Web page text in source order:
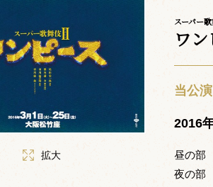
拡大
スーパー
ワ
当公
2016
昼の部
夜の部